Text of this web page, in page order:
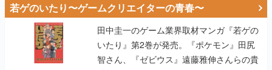
智さん、『ゼビウス』遠藤雅伸さんらの貴
重なエピソードを収録
【田中圭一連載：アイマス/ガンダム 戦場